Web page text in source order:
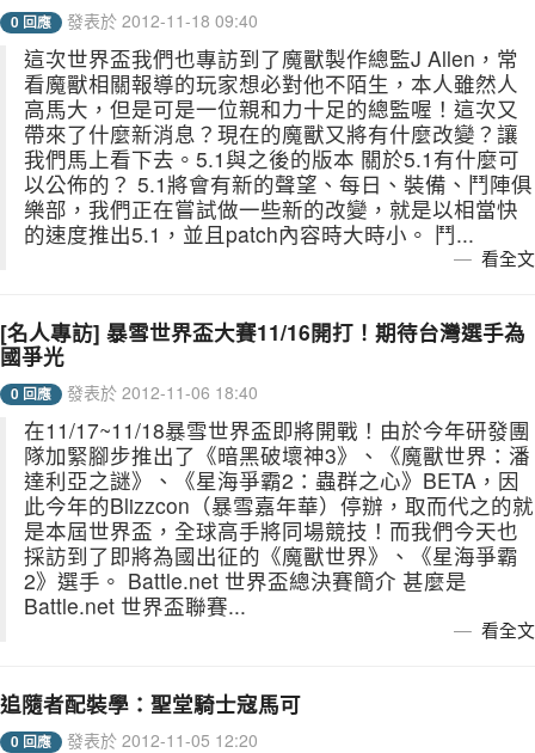
0 回應 發表於 2012-11-18 09:40
這次世界盃我們也專訪到了魔獸製作總監J Allen，常
看魔獸相關報導的玩家想必對他不陌生，本人雖然人
高馬大，但是可是一位親和力十足的總監喔！這次又
帶來了什麼新消息？現在的魔獸又將有什麼改變？讓
我們馬上看下去。5.1與之後的版本 關於5.1有什麼可
以公佈的？ 5.1將會有新的聲望、每日、裝備、鬥陣俱
樂部，我們正在嘗試做一些新的改變，就是以相當快
的速度推出5.1，並且patch內容時大時小。 鬥...
看全文
[名人專訪] 暴雪世界盃大賽11/16開打！期待台灣選手為
國爭光
0 回應 發表於 2012-11-06 18:40
在11/17~11/18暴雪世界盃即將開戰！由於今年研發團
隊加緊腳步推出了《暗黑破壞神3》、《魔獸世界：潘
達利亞之謎》、《星海爭霸2：蟲群之心》BETA，因
此今年的Blizzcon（暴雪嘉年華）停辦，取而代之的就
是本屆世界盃，全球高手將同場競技！而我們今天也
採訪到了即將為國出征的《魔獸世界》、《星海爭霸
2》選手。 Battle.net 世界盃總決賽簡介 甚麼是
Battle.net 世界盃聯賽...
看全文
追隨者配裝學：聖堂騎士寇馬可
0 回應 發表於 2012-11-05 12:20